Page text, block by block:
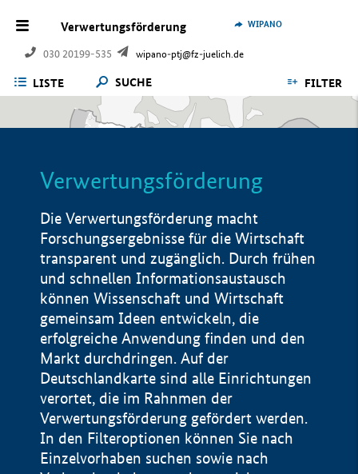
Verwertungsförderung
030 20199-535 wipano-ptj@fz-juelich.de
WIPANO
LISTE SUCHE FILTER
Verwertungsförderung
Die Verwertungsförderung macht
Forschungsergebnisse für die Wirtschaft
transparent und zugänglich. Durch frühen
und schnellen Informationsaustausch
können Wissenschaft und Wirtschaft
gemeinsam Ideen entwickeln, die
erfolgreiche Anwendung finden und den
Markt durchdringen. Auf der
Deutschlandkarte sind alle Einrichtungen
verortet, die im Rahnmen der
Verwertungsförderung gefördert werden.
In den Filteroptionen können Sie nach
Einzelvorhaben suchen sowie nach